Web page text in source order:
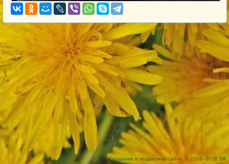
Создание и поддержка сайта: © 2018–2026 SK